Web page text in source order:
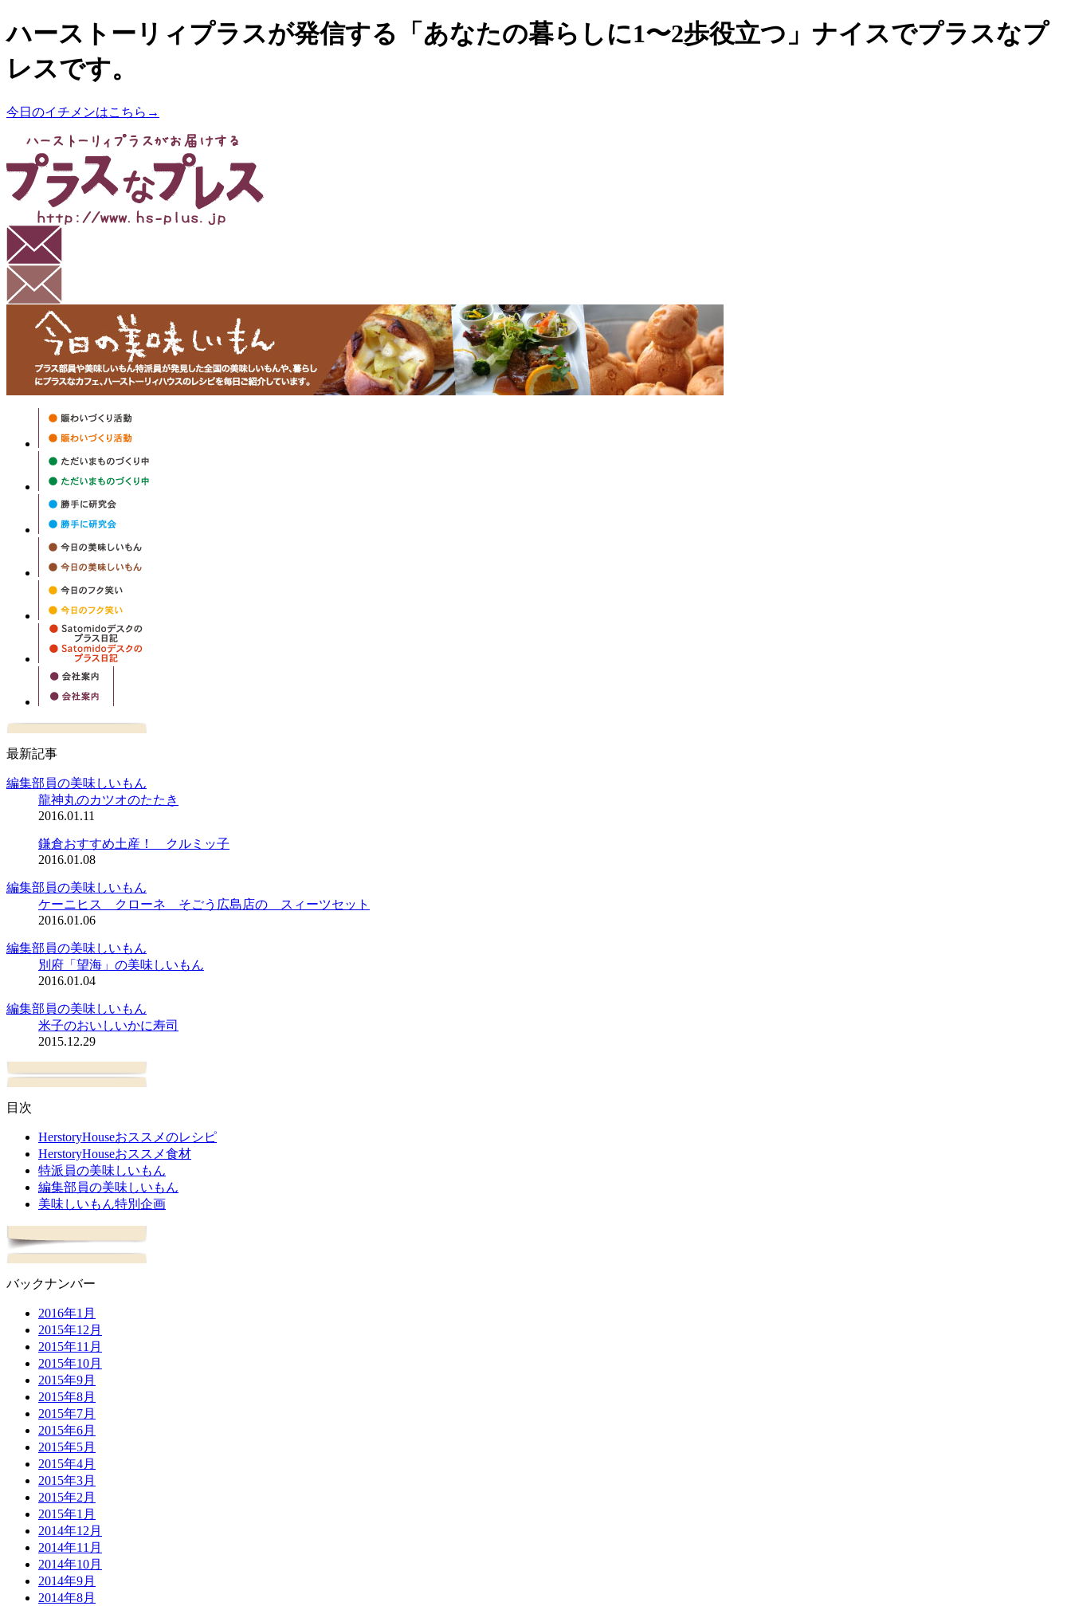
ハーストーリィプラスが発信する「あなたの暮らしに1〜2歩役立つ」ナイスでプラスなプ
レスです。
今日のイチメンはこちら→
最新記事
編集部員の美味しいもん
龍神丸のカツオのたたき
2016.01.11
鎌倉おすすめ土産！ クルミッ子
2016.01.08
編集部員の美味しいもん
ケーニヒス クローネ そごう広島店の スィーツセット
2016.01.06
編集部員の美味しいもん
別府「望海」の美味しいもん
2016.01.04
編集部員の美味しいもん
米子のおいしいかに寿司
2015.12.29
目次
HerstoryHouseおススメのレシピ
HerstoryHouseおススメ食材
特派員の美味しいもん
編集部員の美味しいもん
美味しいもん特別企画
バックナンバー
2016年1月
2015年12月
2015年11月
2015年10月
2015年9月
2015年8月
2015年7月
2015年6月
2015年5月
2015年4月
2015年3月
2015年2月
2015年1月
2014年12月
2014年11月
2014年10月
2014年9月
2014年8月